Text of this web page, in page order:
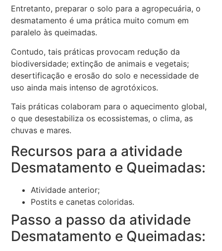
Entretanto, preparar o solo para a agropecuária, o
desmatamento é uma prática muito comum em
paralelo às queimadas.
Contudo, tais práticas provocam redução da
biodiversidade; extinção de animais e vegetais;
desertificação e erosão do solo e necessidade de
uso ainda mais intenso de agrotóxicos.
Tais práticas colaboram para o aquecimento global,
o que desestabiliza os ecossistemas, o clima, as
chuvas e mares.
Recursos para a atividade
Desmatamento e Queimadas:
Atividade anterior;
Postits e canetas coloridas.
Passo a passo da atividade
Desmatamento e Queimadas: